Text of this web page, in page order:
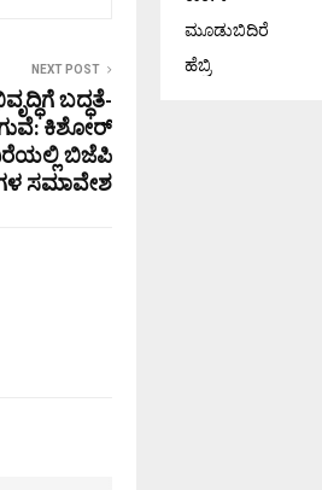
NEXT POST
ಬದ್ಧತೆ-
ಕಿಶೋರ್
ಬಿಜೆಪಿ
ಸಮಾವೇಶ
ಮೂಡುಬಿದಿರೆ
ಹೆಬ್ರಿ